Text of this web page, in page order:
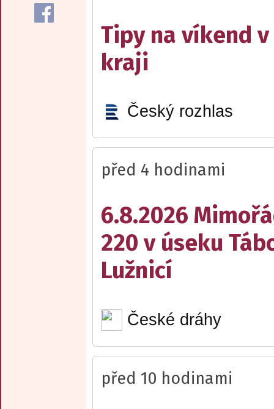
Tipy na víkend
kraji
Český rozhlas
před 4 hodinami
6.8.2026
220 v úseku
Lužnicí
České dráhy
před 10 hodinami